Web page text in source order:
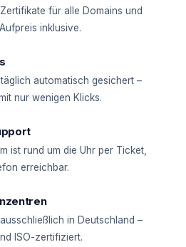
für alle Domains und
inklusive.
automatisch gesichert –
nur wenigen Klicks.
ist rund um die Uhr per Ticket,
erreichbar.
in Deutschland –
ISO-zertifiziert.